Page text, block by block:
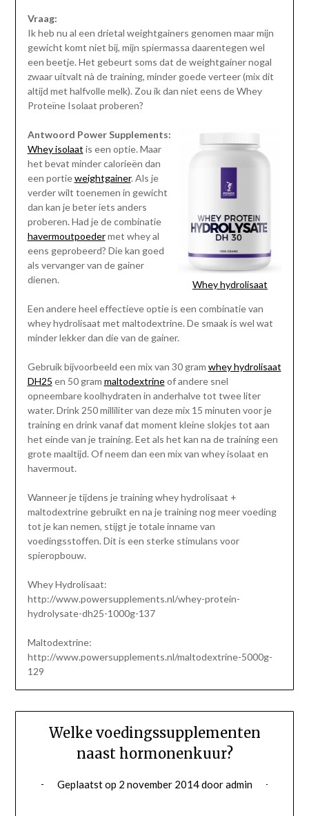
Vraag:
Ik heb nu al een drietal weightgainers genomen maar mijn
gewicht komt niet bij, mijn spiermassa daarentegen wel
een beetje. Het gebeurt soms dat de weightgainer nogal
zwaar uitvalt nà de training, minder goede verteer (mix dit
altijd met halfvolle melk). Zou ik dan niet eens de Whey
Proteïne Isolaat proberen?
Whey hydrolisaat
Antwoord Power Supplements:
Whey isolaat is een optie. Maar
het bevat minder calorieën dan
een portieweightgainer. Als je
verder wilt toenemen in gewicht
dan kan je beter iets anders
proberen. Had je de combinatie
havermoutpoedermet whey al
eens geprobeerd? Die kan goed
als vervanger van de gainer
dienen.
Een andere heel effectieve optie is een combinatie van
whey hydrolisaat met maltodextrine. De smaak is wel wat
minder lekker dan die van de gainer.
Gebruik bijvoorbeeld een mix van 30 gram whey hydrolisaat
DH25 en 50 gram maltodextrineof andere snel
opneembare koolhydraten in anderhalve tot twee liter
water. Drink 250 milliliter van deze mix 15 minuten voor je
training en drink vanaf dat moment kleine slokjes tot aan
het einde van je training. Eet als het kan na de training een
grote maaltijd. Of neem dan een mix van whey isolaat en
havermout.
Wanneer je tijdens je training whey hydrolisaat +
maltodextrine gebruikt en na je training nog meer voeding
tot je kan nemen, stijgt je totale inname van
voedingsstoffen. Dit is een sterke stimulans voor
spieropbouw.
Whey Hydrolisaat:
http://www.powersupplements.nl/whey-protein-
hydrolysate-dh25-1000g-137
Maltodextrine:
http://www.powersupplements.nl/maltodextrine-5000g-
129
Welke voedingssupplementen
naast hormonenkuur?
Geplaatst op 2 november 2014dooradmin